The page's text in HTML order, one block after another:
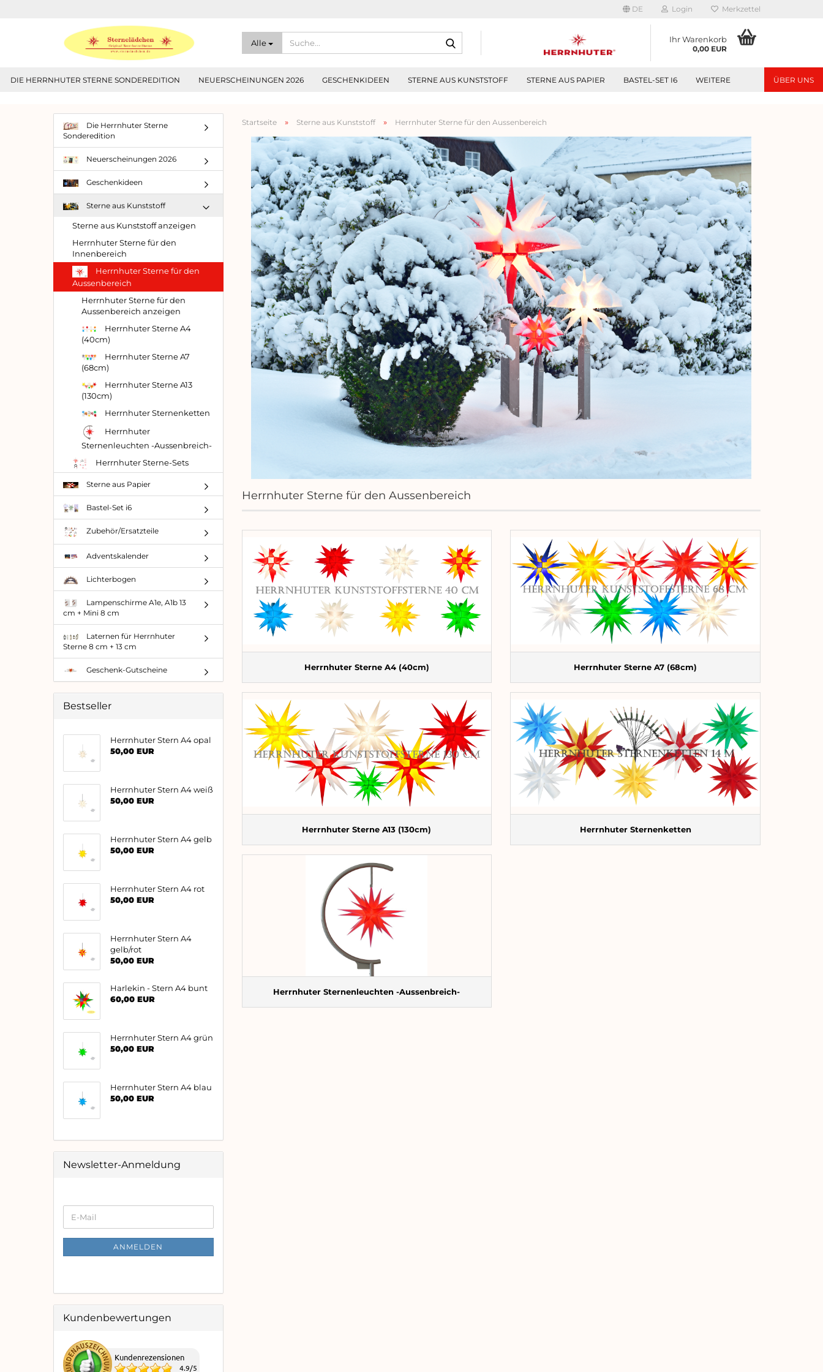
DE Login Merkzettel
Alle Ihr Warenkorb
0,00 EUR
DIE HERRNHUTER STERNE SONDEREDITION NEUERSCHEINUNGEN 2026 GESCHENKIDEEN STERNE AUS KUNSTSTOFF STERNE AUS PAPIER BASTEL-SET I6 ÜBER UNS
WEITERE
Startseite » Sterne aus Kunststoff » Herrnhuter Sterne für den Aussenbereich
Herrnhuter Sterne für den Aussenbereich
Herrnhuter Sterne A4 (40cm) Herrnhuter Sterne A7 (68cm)
Herrnhuter Sterne A13 (130cm) Herrnhuter Sternenketten
Herrnhuter Sternenleuchten -Aussenbreich-
Die Herrnhuter Sterne
Sonderedition
Neuerscheinungen 2026
Geschenkideen
Sterne aus Kunststoff
Sterne aus Kunststoff anzeigen
Herrnhuter Sterne für den
Innenbereich
Herrnhuter Sterne für den
Aussenbereich
Herrnhuter Sterne für den
Aussenbereich anzeigen
Herrnhuter Sterne A4
(40cm)
Herrnhuter Sterne A7
(68cm)
Herrnhuter Sterne A13
(130cm)
Herrnhuter Sternenketten
Herrnhuter
Sternenleuchten -Aussenbreich-
Herrnhuter Sterne-Sets
Sterne aus Papier
Bastel-Set i6
Zubehör/Ersatzteile
Adventskalender
Lichterbogen
Lampenschirme A1e, A1b 13
cm + Mini 8 cm
Laternen für Herrnhuter
Sterne 8 cm + 13 cm
Geschenk-Gutscheine
Bestseller
Herrnhuter Stern A4 opal
50,00 EUR
Herrnhuter Stern A4 weiß
50,00 EUR
Herrnhuter Stern A4 gelb
50,00 EUR
Herrnhuter Stern A4 rot
50,00 EUR
Herrnhuter Stern A4
gelb/rot
50,00 EUR
Harlekin - Stern A4 bunt
60,00 EUR
Herrnhuter Stern A4 grün
50,00 EUR
Herrnhuter Stern A4 blau
50,00 EUR
Newsletter-Anmeldung
ZUR
ANMELDUNG
E-
Mail
ANMELDEN
Kundenbewertungen
Kundenrezensionen
4.9/5